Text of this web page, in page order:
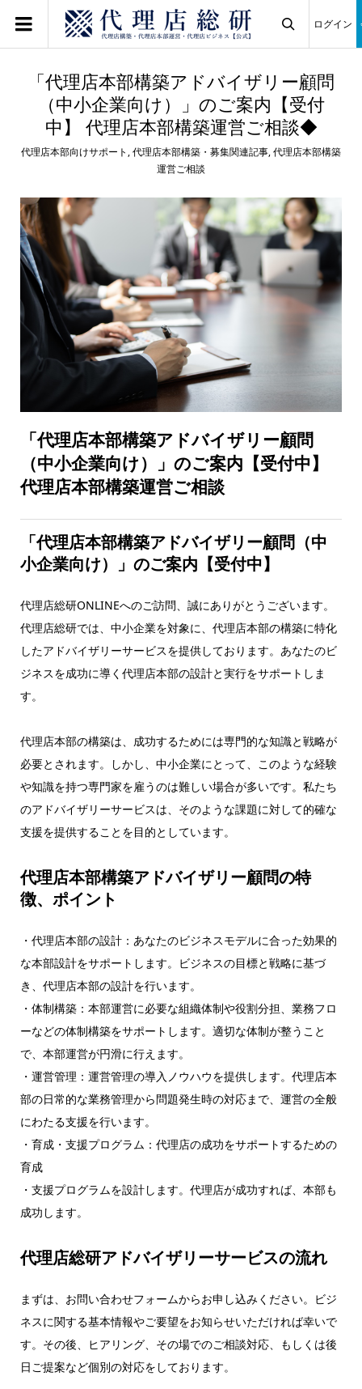

ログイン
「代理店本部構築アドバイザリー顧問
（中小企業向け）」のご案内【受付
中】 代理店本部構築運営ご相談◆
代理店本部向けサポート ,代理店本部構築・募集関連記事,代理店本部構築
運営ご相談
「代理店本部構築アドバイザリー顧問
（中小企業向け）」のご案内【受付中】
代理店本部構築運営ご相談
「代理店本部構築アドバイザリー顧問（中
小企業向け）」のご案内【受付中】
代理店総研ONLINEへのご訪問、誠にありがとうございます。
代理店総研では、中小企業を対象に、代理店本部の構築に特化
したアドバイザリーサービスを提供しております。あなたのビ
ジネスを成功に導く代理店本部の設計と実行をサポートしま
す。
代理店本部の構築は、成功するためには専門的な知識と戦略が
必要とされます。しかし、中小企業にとって、このような経験
や知識を持つ専門家を雇うのは難しい場合が多いです。私たち
のアドバイザリーサービスは、そのような課題に対して的確な
支援を提供することを目的としています。
代理店本部構築アドバイザリー顧問の特
徴、ポイント
・代理店本部の設計：あなたのビジネスモデルに合った効果的
な本部設計をサポートします。ビジネスの目標と戦略に基づ
き、代理店本部の設計を行います。
・体制構築：本部運営に必要な組織体制や役割分担、業務フロ
ーなどの体制構築をサポートします。適切な体制が整うこと
で、本部運営が円滑に行えます。
・運営管理：運営管理の導入ノウハウを提供します。代理店本
部の日常的な業務管理から問題発生時の対応まで、運営の全般
にわたる支援を行います。
・育成・支援プログラム：代理店の成功をサポートするための
育成
・支援プログラムを設計します。代理店が成功すれば、本部も
成功します。
代理店総研アドバイザリーサービスの流れ
まずは、お問い合わせフォームからお申し込みください。ビジ
ネスに関する基本情報やご要望をお知らせいただければ幸いで
す。その後、ヒアリング、その場でのご相談対応、もしくは後
日ご提案など個別の対応をしております。